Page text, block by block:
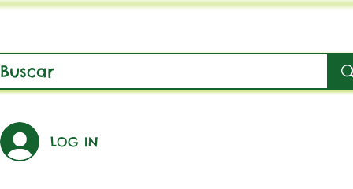
LOG IN